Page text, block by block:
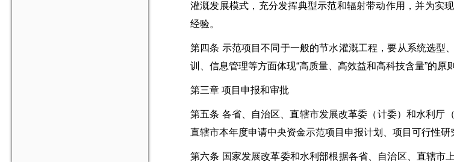
灌溉发展模式，充分发挥典型示范和辐射带动作用，并为实
经验。
第四条 示范项目不同于一般的节水灌溉工程，要从系统选型
训、信息管理等方面体现“高质量、高效益和高科技含量”的原则
第三章 项目申报和审批
第五条 各省、自治区、直辖市发展改革委（计委）和水利厅
直辖市本年度申请中央资金示范项目申报计划、项目可行性
第六条 国家发展改革委和水利部根据各省、自治区、直辖市